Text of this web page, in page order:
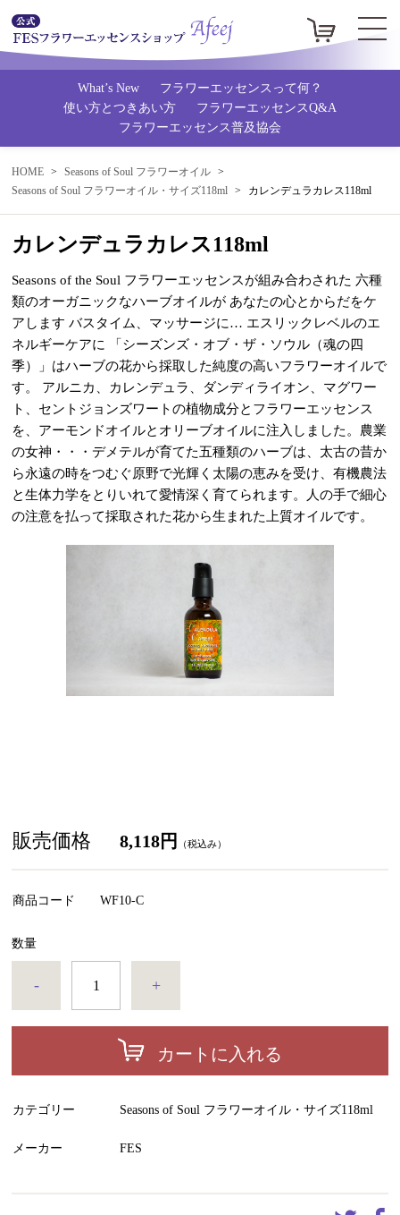
What’s New
フラワーエッセンスって何？
使い方とつきあい方
フラワーエッセンスQ&A
フラワーエッセンス普及協会
HOME
Seasons of Soul フラワーオイル
Seasons of Soul フラワーオイル・サイズ118ml
カレンデュラカレス118ml
カレンデュラカレス118ml
Seasons of the Soul フラワーエッセンスが組み合わされた 六種
類のオーガニックなハーブオイルが あなたの心とからだをケ
アします バスタイム、マッサージに… エスリックレベルのエ
ネルギーケアに 「シーズンズ・オブ・ザ・ソウル（魂の四
季）」はハーブの花から採取した純度の高いフラワーオイルで
す。 アルニカ、カレンデュラ、ダンディライオン、マグワー
ト、セントジョンズワートの植物成分とフラワーエッセンス
を、アーモンドオイルとオリーブオイルに注入しました。農業
の女神・・・デメテルが育てた五種類のハーブは、太古の昔か
ら永遠の時をつむぐ原野で光輝く太陽の恵みを受け、有機農法
と生体力学をとりいれて愛情深く育てられます。人の手で細心
の注意を払って採取された花から生まれた上質オイルです。
販売価格 8,118円 （税込み）
商品コード WF10-C
数量
- +
カートに入れる
カテゴリー Seasons of Soul フラワーオイル・サイズ118ml
メーカー FES